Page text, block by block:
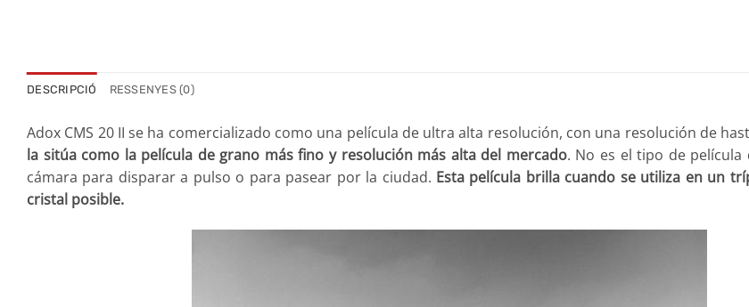
DESCRIPCIÓ RESSENYES (0)
Adox CMS 20 II se ha comercializado como una película de ultra alta resolución, con una resolución de
la sitúa como la película de grano más fino y resolución más alta del mercado. No es el tipo de película
cámara para disparar a pulso o para pasear por la ciudad. Esta película brilla cuando se utiliza en un
cristal posible.